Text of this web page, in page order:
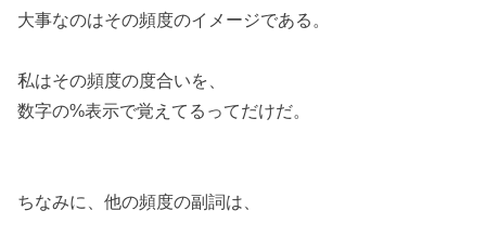
大事なのはその頻度のイメージである。
私はその頻度の度合いを、
数字の%表示で覚えてるってだけだ。
ちなみに、他の頻度の副詞は、